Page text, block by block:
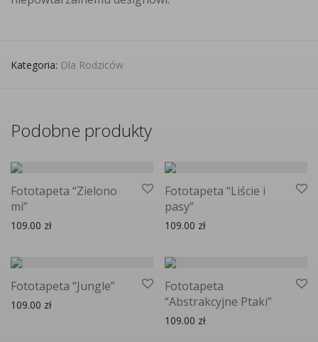
Kategoria: Dla Rodziców
Podobne produkty
Fototapeta “Zielono
mi”
109.00 zł
Fototapeta “Liście i
pasy”
109.00 zł
Fototapeta “Jungle”
109.00 zł
Fototapeta
“Abstrakcyjne Ptaki”
109.00 zł